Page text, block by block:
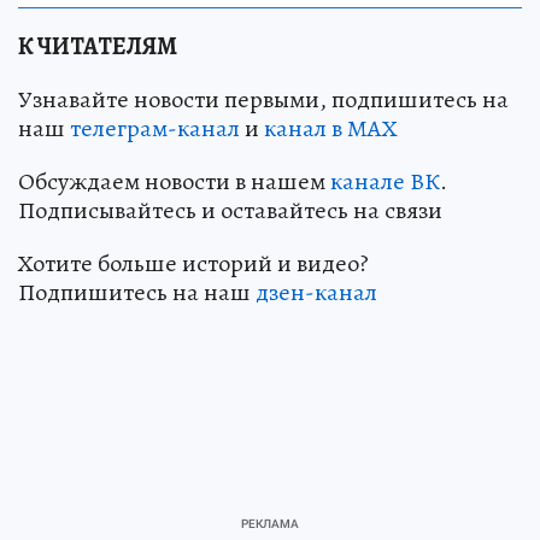
К ЧИТАТЕЛЯМ
Узнавайте новости первыми, подпишитесь на
наштелеграм-каналиканал в МАХ
Обсуждаем новости в нашемканале ВК.
Подписывайтесь и оставайтесь на связи
Хотите больше историй и видео?
Подпишитесь на наш дзен-канал